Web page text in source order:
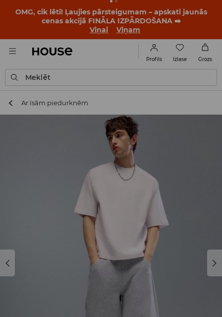
BACK TO SCHOOL📒Labākie stāsti sākas vēl pirms
pirmā zvana. Sāc jauno mācību gadu ar jaunu stilu!
Viņai
Viņam
Profils Izlase Grozs
Meklēt
Ar īsām piedurknēm